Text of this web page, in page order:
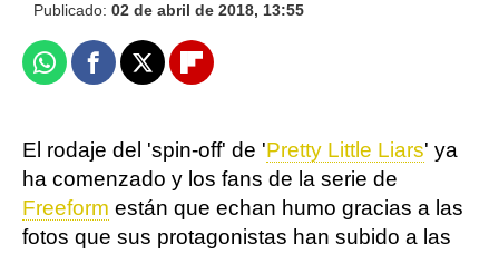
Publicado: 02 de abril de 2018, 13:55
WhatsappFacebook
X Flipboard
El rodaje del 'spin-off' de 'Pretty Little Liars' ya
ha comenzado y los fans de la serie de
Freeform están que echan humo gracias a las
fotos que sus protagonistas han subido a las